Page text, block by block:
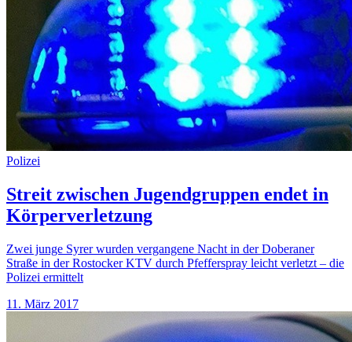
Polizei
Streit zwischen Jugendgruppen endet in
Körperverletzung
Zwei junge Syrer wurden vergangene Nacht in der Doberaner
Straße in der Rostocker KTV durch Pfefferspray leicht verletzt – die
Polizei ermittelt
11. März 2017